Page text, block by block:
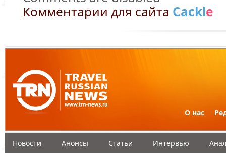
Комментарии для сайта Cackle
О нас
Новости Анонсы Статьи Интервью